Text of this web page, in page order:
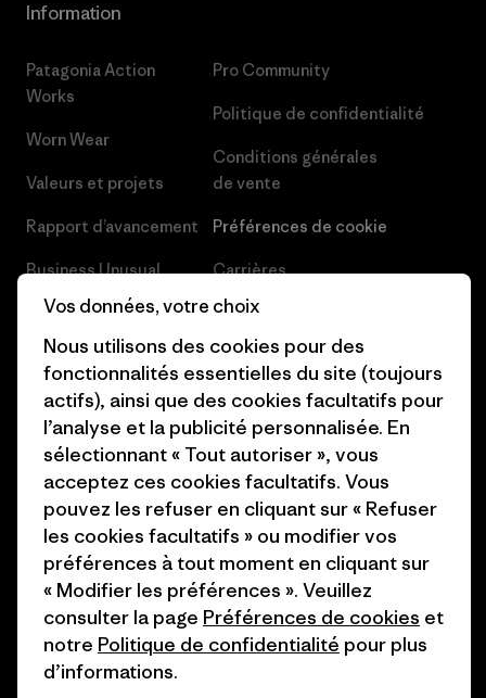
Information
Patagonia Action
Works
Worn Wear
Valeurs et projets
Rapport d’avancement
Business Unusual
Objectifs climatiques
1% For The Planet
Comment nous
finançons
Nos magasins
Pro Community
Politique de confidentialité
Conditions générales
de vente
Préférences de cookie
Carrières
Presse et media
Industry program
Programme d’affiliation
Patagonia Luxembourg Plan du
site
© 2026 Patagonia, Inc. All Rights Reserved.
Vos données, votre choix
Nous utilisons des cookies pour des
fonctionnalités essentielles du site (toujours
actifs), ainsi que des cookies facultatifs pour
l’analyse et la publicité personnalisée. En
sélectionnant « Tout autoriser », vous
acceptez ces cookies facultatifs. Vous
pouvez les refuser en cliquant sur « Refuser
les cookies facultatifs » ou modifier vos
préférences à tout moment en cliquant sur
« Modifier les préférences ». Veuillez
consulter la page Préférences de cookies et
notre Politique de confidentialité pour plus
d’informations.